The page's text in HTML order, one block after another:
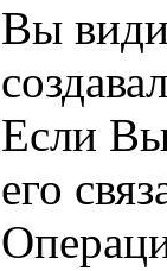
Вы
Если
его